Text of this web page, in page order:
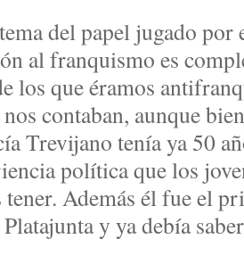
del papel jugado por
al franquismo es
los que éramos
contaban, aunque
Trevijano tenía ya 50
política que los
tener. Además él fue el
y ya debía